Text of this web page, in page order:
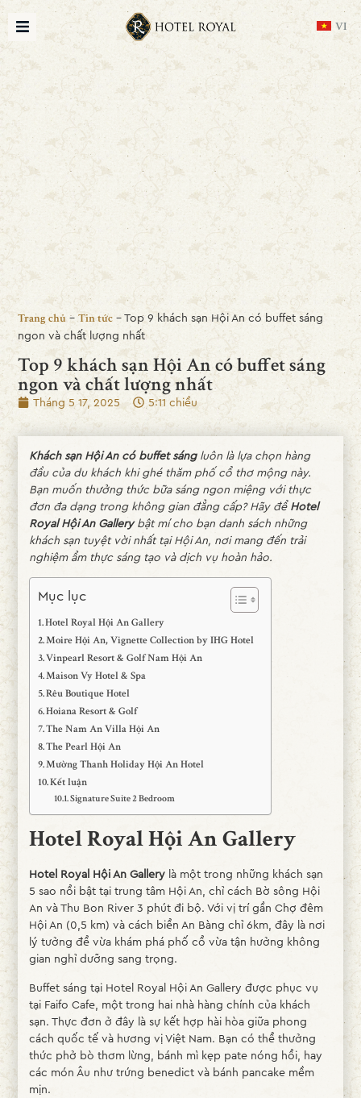
VI
Trang chủ -Tin tức -Top 9 khách sạn Hội An có buffet sáng
ngon và chất lượng nhất
Top 9 khách sạn Hội An có buffet sáng
ngon và chất lượng nhất
Tháng 5 17, 2025 5:11 chiều
Khách sạn Hội An có buffet sángluôn là lựa chọn hàng
đầu của du khách khi ghé thăm phố cổ thơ mộng này.
Bạn muốn thưởng thức bữa sáng ngon miệng với thực
đơn đa dạng trong không gian đẳng cấp? Hãy đểHotel
Royal Hội An Gallerybật mí cho bạn danh sách những
khách sạn tuyệt vời nhất tại Hội An, nơi mang đến trải
nghiệm ẩm thực sáng tạo và dịch vụ hoàn hảo.
Mục lục
Hotel Royal Hội An Gallery
Moire Hội An, Vignette Collection by IHG Hotel
Vinpearl Resort & Golf Nam Hội An
Maison Vy Hotel & Spa
Rêu Boutique Hotel
Hoiana Resort & Golf
The Nam An Villa Hội An
The Pearl Hội An
Mường Thanh Holiday Hội An Hotel
Kết luận
Signature Suite 2 Bedroom
Hotel Royal Hội An Gallery
Hotel Royal Hội An Gallerylà một trong những khách sạn
5 sao nổi bật tại trung tâm Hội An, chỉ cách Bờ sông Hội
An và Thu Bon River 3 phút đi bộ. Với vị trí gần Chợ đêm
Hội An (0,5 km) và cách biển An Bàng chỉ 6km, đây là nơi
lý tưởng để vừa khám phá phố cổ vừa tận hưởng không
gian nghỉ dưỡng sang trọng.
Buffet sáng tại Hotel Royal Hội An Gallery được phục vụ
tại Faifo Cafe, một trong hai nhà hàng chính của khách
sạn. Thực đơn ở đây là sự kết hợp hài hòa giữa phong
cách quốc tế và hương vị Việt Nam. Bạn có thể thưởng
thức phở bò thơm lừng, bánh mì kẹp pate nóng hổi, hay
các món Âu như trứng benedict và bánh pancake mềm
mịn.